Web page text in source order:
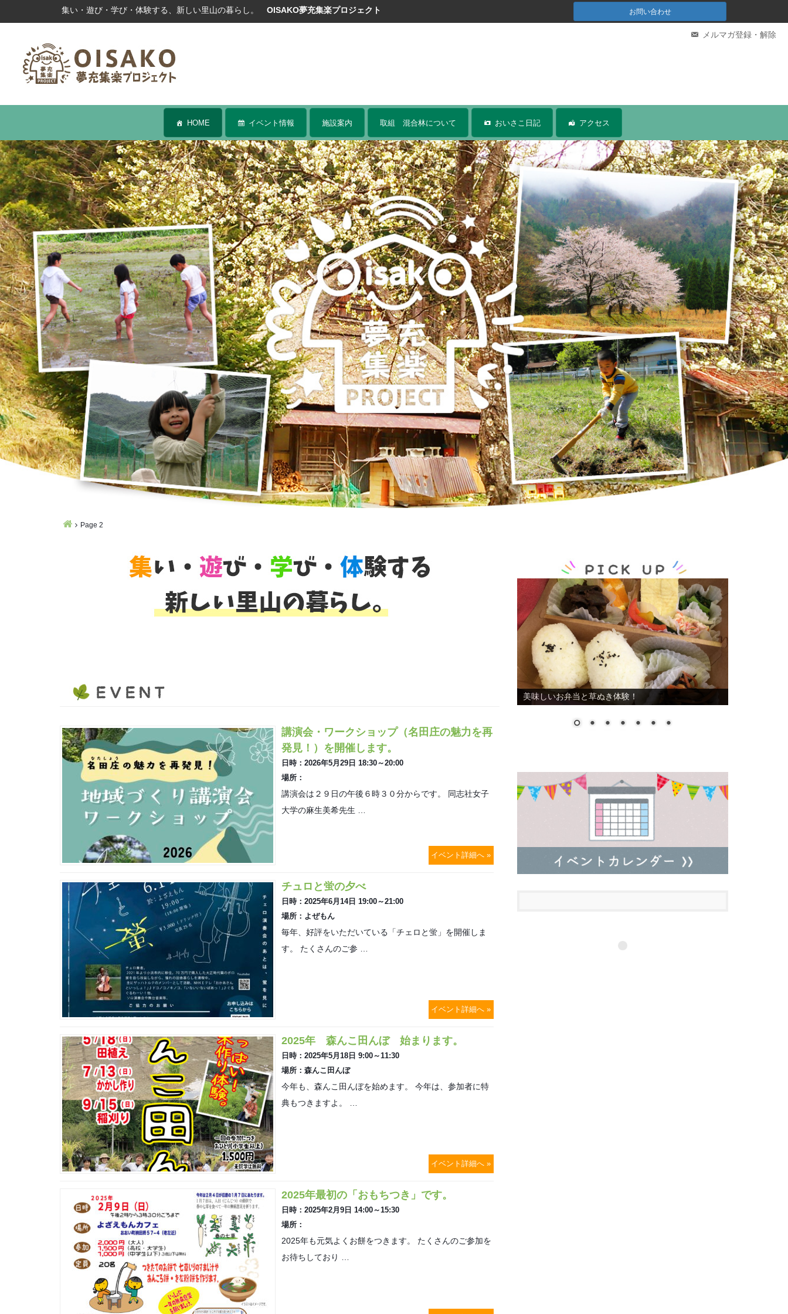
集い・遊び・学び・体験する、新しい里山の暮らし。 OISAKO夢充集楽プロジェクト お問い合わせ
メルマガ登録・解除
HOME イベント情報 施設案内 取組 混合林について おいさこ日記 アクセス
Home
Page 2
講演会・ワークショップ（名田庄の魅力を再
発見！）を開催します。
イベント詳細へ »
日時：2026年5月29日 18:30～20:00
場所：
講演会は２９日の午後６時３０分からです。 同志社女子
大学の麻生美希先生 …
チュロと蛍の夕べ
イベント詳細へ »
日時：2025年6月14日 19:00～21:00
場所：よぜもん
毎年、好評をいただいている「チェロと蛍」を開催しま
す。 たくさんのご参 …
2025年 森んこ田んぼ 始まります。
イベント詳細へ »
日時：2025年5月18日 9:00～11:30
場所：森んこ田んぼ
今年も、森んこ田んぼを始めます。 今年は、参加者に特
典もつきますよ。 …
2025年最初の「おもちつき」です。
日時：2025年2月9日 14:00～15:30
場所：
2025年も元気よくお餅をつきます。 たくさんのご参加を
お待ちしており …
オイサコの紅葉が最高です